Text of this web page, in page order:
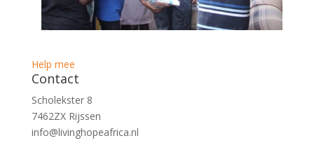
Help mee
Contact
Scholekster 8
7462ZX Rijssen
info@livinghopeafrica.nl